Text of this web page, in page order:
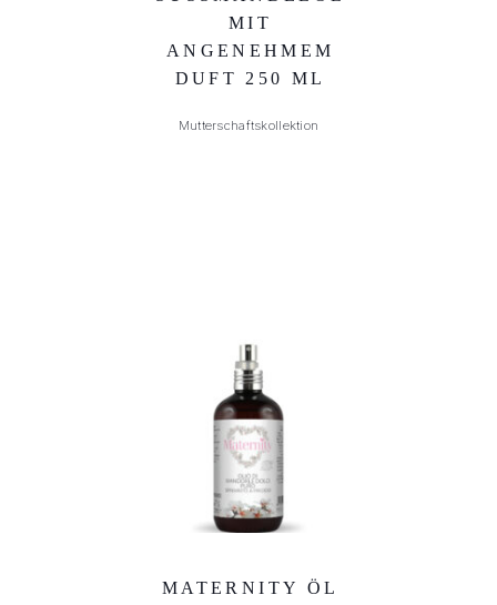
IT A
NGENEHMEM D
UFT 250 ML
Mutterschaftskollektion
MATERNITY ÖL